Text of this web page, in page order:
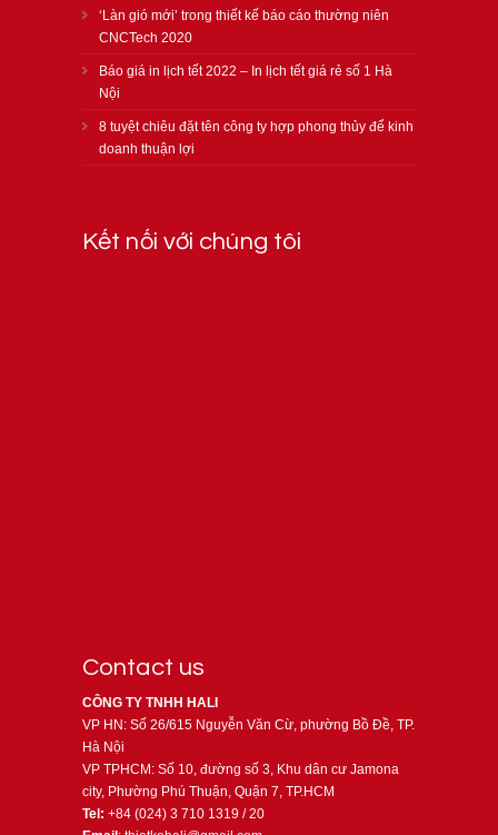
‘Làn gió mới’ trong thiết kế báo cáo thường niên
CNCTech 2020
Báo giá in lịch tết 2022 – In lịch tết giá rẻ số 1 Hà
Nội
8 tuyệt chiêu đặt tên công ty hợp phong thủy để kinh
doanh thuận lợi
Kết nối với chúng tôi
Contact us
CÔNG TY TNHH HALI
VP HN: Số 26/615 Nguyễn Văn Cừ, phường Bồ Đề, TP.
Hà Nội
VP TPHCM: Số 10, đường số 3, Khu dân cư Jamona
city, Phường Phú Thuận, Quận 7, TP.HCM
Tel: +84 (024) 3 710 1319 / 20